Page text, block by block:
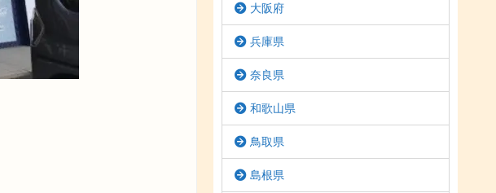
大阪府
兵庫県
奈良県
和歌山県
鳥取県
島根県